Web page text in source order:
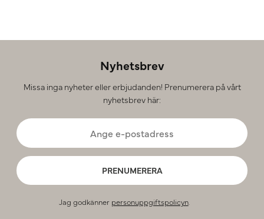
Nyhetsbrev
Missa inga nyheter eller erbjudanden! Prenumerera på vårt
nyhetsbrev här:
PRENUMERERA
Jag godkänner personuppgiftspolicyn.